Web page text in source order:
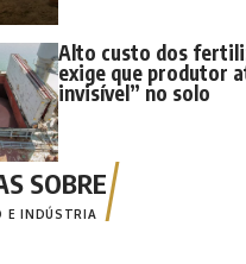
Alto custo dos
exige que produtor
invisível” no solo
E INDÚSTRIA